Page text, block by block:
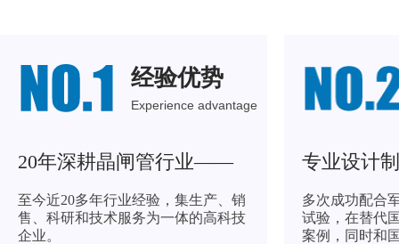
DBC-112晶闸管静态
经验优势
Experience advantage
20年深耕晶闸管行业——
至今近20多年行业经验，集生产、销
售、科研和技术服务为一体的高科技
企业。
专业设计
多次成功配合
试验，在替代
案例，同时和